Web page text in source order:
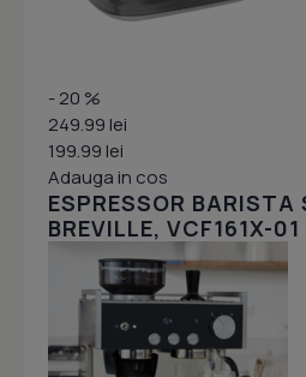
- 20 %
249.99 lei
199.99 lei
Adauga in cos
ESPRESSOR BARISTA
BREVILLE, VCF161X-01